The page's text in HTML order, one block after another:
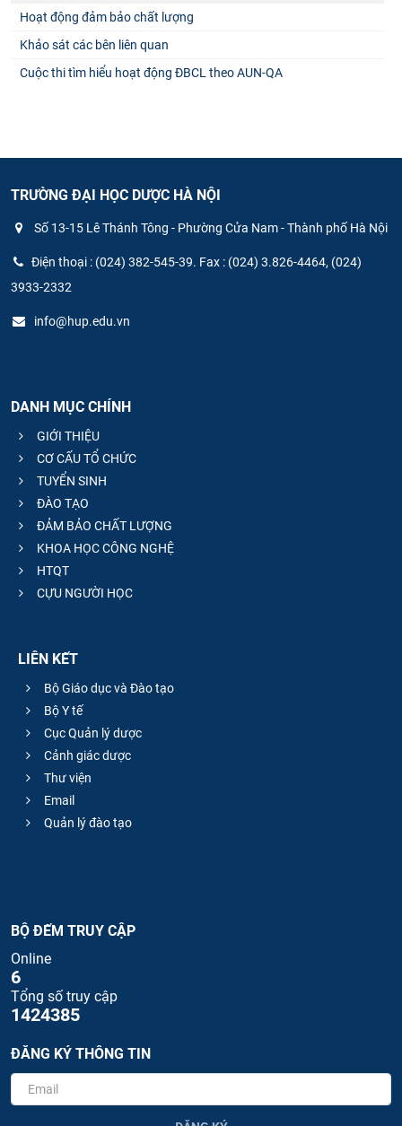
Hoạt động đảm bảo chất lượng
Khảo sát các bên liên quan
Cuộc thi tìm hiểu hoạt động ĐBCL theo AUN-QA
TRƯỜNG ĐẠI HỌC DƯỢC HÀ NỘI
Số 13-15 Lê Thánh Tông - Phường Cửa Nam - Thành phố Hà Nội
Điện thoại : (024) 382-545-39. Fax : (024) 3.826-4464, (024)
3933-2332
info@hup.edu.vn
DANH MỤC CHÍNH
GIỚI THIỆU
CƠ CẤU TỔ CHỨC
TUYỂN SINH
ĐÀO TẠO
ĐẢM BẢO CHẤT LƯỢNG
KHOA HỌC CÔNG NGHỆ
HTQT
CỰU NGƯỜI HỌC
LIÊN KẾT
Bộ Giáo dục và Đào tạo
Bộ Y tế
Cục Quản lý dược
Cảnh giác dược
Thư viện
Email
Quản lý đào tạo
BỘ ĐẾM TRUY CẬP
Online
6
Tổng số truy cập
1424385
ĐĂNG KÝ THÔNG TIN